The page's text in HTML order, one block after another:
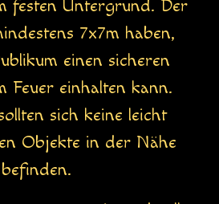
festen Untergrund. Der
7x7m haben,
einen sicheren
Feuer einhalten kann.
sich keine leicht
Objekte in der Nähe
befinden.